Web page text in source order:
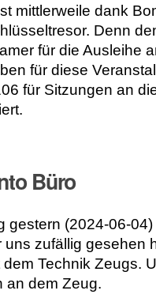
mittlerweile dank
Denn
für die Ausleihe
für diese
für Sitzungen an
Büro
gestern (2024-06-
uns zufällig gesehen
Technik Zeugs.
an dem Zeug.